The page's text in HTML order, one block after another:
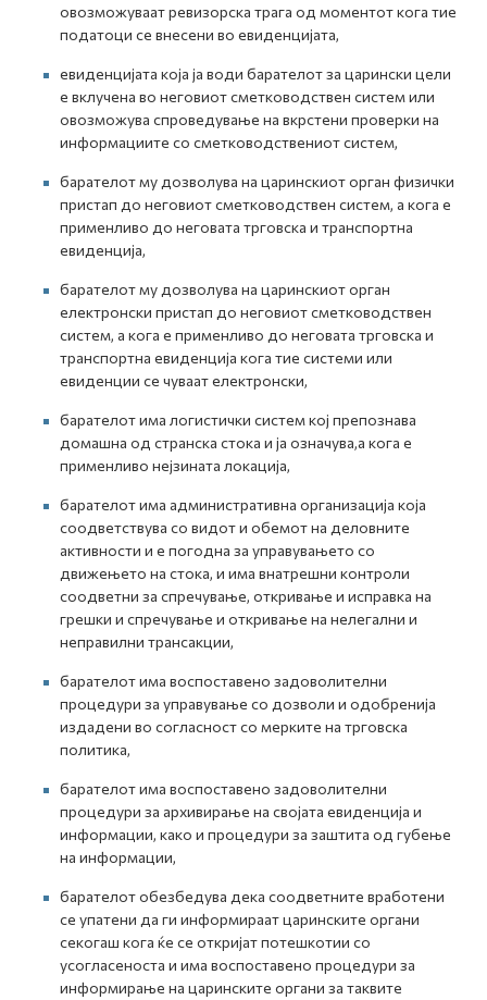
овозможуваат ревизорска трага од моментот кога тие
податоци се внесени во евиденцијата,
евиденцијата која ја води барателот за царински цели
е вклучена во неговиот сметководствен систем или
овозможува спроведување на вкрстени проверки на
информациите со сметководствениот систем,
барателот му дозволува на царинскиот орган физички
пристап до неговиот сметководствен систем, а кога е
применливо до неговата трговска и транспортна
евиденција,
барателот му дозволува на царинскиот орган
електронски пристап до неговиот сметководствен
систем, а кога е применливо до неговата трговска и
транспортна евиденција кога тие системи или
евиденции се чуваат електронски,
барателот има логистички систем кој препознава
домашна од странска стока и ја означува,а кога е
применливо нејзината локација,
барателот има административна организација која
соодветствува со видот и обемот на деловните
активности и е погодна за управувањето со
движењето на стока, и има внатрешни контроли
соодветни за спречување, откривање и исправка на
грешки и спречување и откривање на нелегални и
неправилни трансакции,
барателот има воспоставено задоволителни
процедури за управување со дозволи и одобренија
издадени во согласност со мерките на трговска
политика,
барателот има воспоставено задоволителни
процедури за архивирање на својата евиденција и
информации, како и процедури за заштита од губење
на информации,
барателот обезбедува дека соодветните вработени
се упатени да ги информираат царинските органи
секогаш кога ќе се откријат потешкотии со
усогласеноста и има воспоставено процедури за
информирање на царинските органи за таквите